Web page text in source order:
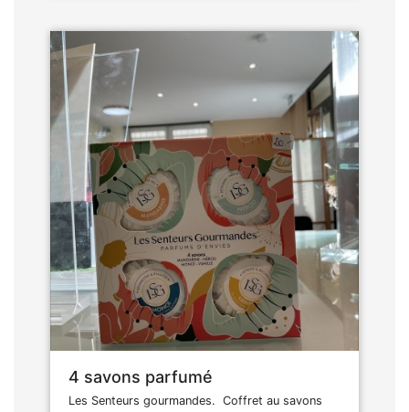
4 savons parfumé
Les Senteurs gourmandes. Coffret au savons